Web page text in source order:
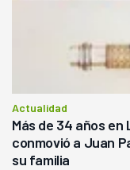
Actualidad
Más de 34 años
conmovió a Juan
su familia